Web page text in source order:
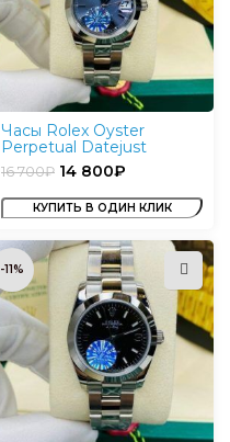
Часы Rolex Oyster
Perpetual Datejust
16 700₽ 14 800₽
КУПИТЬ В ОДИН КЛИК
-11%